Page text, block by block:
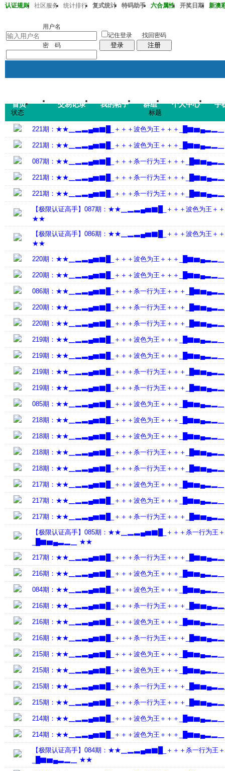
认证规则 社区服务 统计排行 复式统计 特码助手 六合属性 开奖日期
新澳
用户名
密 码
记住登录
登录
找回密码
注册
首页 交易记录 我的帖子 群组 个人中心 手
帖子
码皇总管 说：2026年7月底
状态 标题
221期：★★▁▂▃▄▆▇█_＋＋＋波色为王＋＋＋
221期：★★▁▂▃▄▆▇█_＋＋＋波色为王＋＋＋
087期：★★▁▂▃▄▆▇█_＋＋＋杀一行为王＋＋＋
221期：★★▁▂▃▄▆▇█_＋＋＋杀一行为王＋＋＋
221期：★★▁▂▃▄▆▇█_＋＋＋杀一行为王＋＋＋
【极限认证高手】087期：★★▁▂▃▄▆▇█_＋＋＋波色为王
★★
【极限认证高手】086期：★★▁▂▃▄▆▇█_＋＋＋波色为王
★★
220期：★★▁▂▃▄▆▇█_＋＋＋波色为王＋＋＋
220期：★★▁▂▃▄▆▇█_＋＋＋波色为王＋＋＋
086期：★★▁▂▃▄▆▇█_＋＋＋杀一行为王＋＋＋
220期：★★▁▂▃▄▆▇█_＋＋＋杀一行为王＋＋＋
220期：★★▁▂▃▄▆▇█_＋＋＋杀一行为王＋＋＋
219期：★★▁▂▃▄▆▇█_＋＋＋波色为王＋＋＋
219期：★★▁▂▃▄▆▇█_＋＋＋波色为王＋＋＋
219期：★★▁▂▃▄▆▇█_＋＋＋杀一行为王＋＋＋
219期：★★▁▂▃▄▆▇█_＋＋＋杀一行为王＋＋＋
085期：★★▁▂▃▄▆▇█_＋＋＋波色为王＋＋＋
218期：★★▁▂▃▄▆▇█_＋＋＋波色为王＋＋＋
218期：★★▁▂▃▄▆▇█_＋＋＋波色为王＋＋＋
218期：★★▁▂▃▄▆▇█_＋＋＋杀一行为王＋＋＋
218期：★★▁▂▃▄▆▇█_＋＋＋杀一行为王＋＋＋
217期：★★▁▂▃▄▆▇█_＋＋＋波色为王＋＋＋
217期：★★▁▂▃▄▆▇█_＋＋＋波色为王＋＋＋
217期：★★▁▂▃▄▆▇█_＋＋＋杀一行为王＋＋＋
【极限认证高手】085期：★★▁▂▃▄▆▇█_＋＋＋杀一行为王
_█▇▆▄▃▂▁ ★★
217期：★★▁▂▃▄▆▇█_＋＋＋杀一行为王＋＋＋
216期：★★▁▂▃▄▆▇█_＋＋＋波色为王＋＋＋
084期：★★▁▂▃▄▆▇█_＋＋＋波色为王＋＋＋
216期：★★▁▂▃▄▆▇█_＋＋＋杀一行为王＋＋＋
216期：★★▁▂▃▄▆▇█_＋＋＋波色为王＋＋＋
216期：★★▁▂▃▄▆▇█_＋＋＋杀一行为王＋＋＋
215期：★★▁▂▃▄▆▇█_＋＋＋波色为王＋＋＋
215期：★★▁▂▃▄▆▇█_＋＋＋波色为王＋＋＋
215期：★★▁▂▃▄▆▇█_＋＋＋杀一行为王＋＋＋
215期：★★▁▂▃▄▆▇█_＋＋＋杀一行为王＋＋＋
214期：★★▁▂▃▄▆▇█_＋＋＋波色为王＋＋＋
214期：★★▁▂▃▄▆▇█_＋＋＋波色为王＋＋＋
【极限认证高手】084期：★★▁▂▃▄▆▇█_＋＋＋杀一行为王
_█▇▆▄▃▂▁ ★★